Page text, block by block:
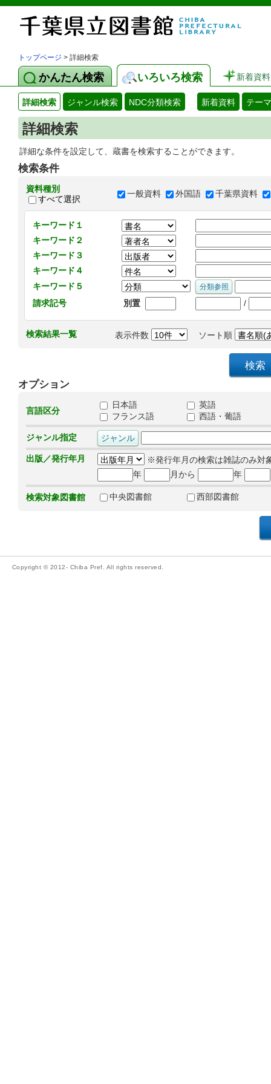
トップページ > 詳細検索
かんたん検索 いろいろ検索 新着資料
詳細検索 ジャンル検索 NDC分類検索 新着資料 テー
詳細検索
詳細な条件を設定して、蔵書を検索することができます。
検索条件
資料種別
すべて選択
一般資料 外国語 千葉県資料
キーワード１
キーワード２
キーワード３
キーワード４
キーワード５
請求記号
別置 /
検索結果一覧 表示件数 ソート順
オプション
言語区分
日本語
英語
フランス語
西語・葡語
ジャンル指定
出版／発行年月
※発行年月の検索は雑誌のみ対
年
月から 年
検索対象図書館 中央図書館 西部図書館
Copyright © 2012- Chiba Pref. All rights reserved.